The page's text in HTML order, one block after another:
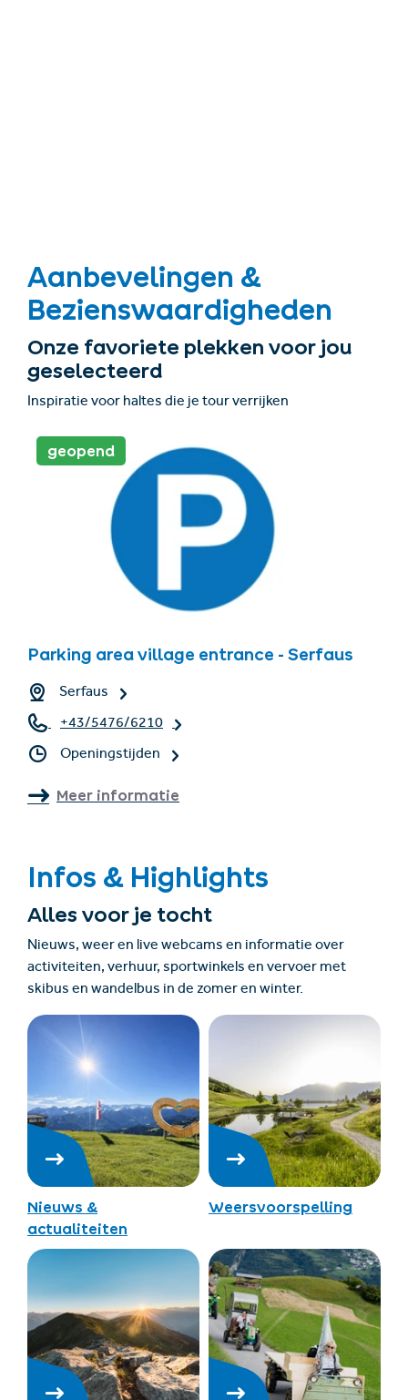
Aanbevelingen &
Bezienswaardigheden
Onze favoriete plekken voor jou
geselecteerd
Inspiratie voor haltes die je tour verrijken
geopend
Parking area village entrance - Serfaus
Serfaus
+43/5476/6210
Openingstijden
Meer informatie
Infos & Highlights
Alles voor je tocht
Nieuws, weer en live webcams en informatie over
activiteiten, verhuur, sportwinkels en vervoer met
skibus en wandelbus in de zomer en winter.
Nieuws &
actualiteiten
Weersvoorspelling